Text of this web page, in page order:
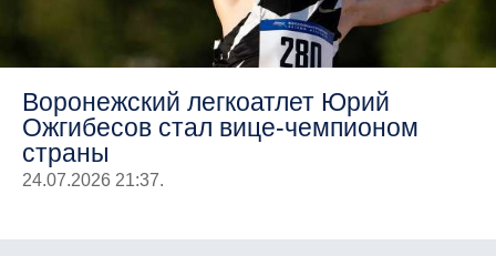
Воронежский легкоатлет Юрий
Ожгибесов стал вице-чемпионом
страны
24.07.2026 21:37.